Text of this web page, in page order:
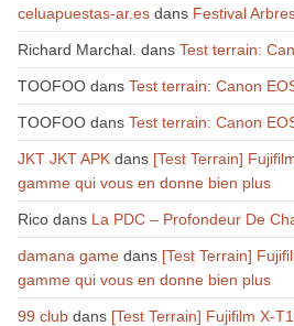
celuapuestas-ar.esdans Festival
Richard Marchal. dans Test terrain:
TOOFOOdans Test terrain: Canon
TOOFOOdans Test terrain: Canon
JKT JKT APKdans [Test Terrain]
gamme qui vous en donne bien plus
Ricodans La PDC – Profondeur De
damana gamedans [Test Terrain]
gamme qui vous en donne bien plus
99 clubdans [Test Terrain] Fujifilm X-